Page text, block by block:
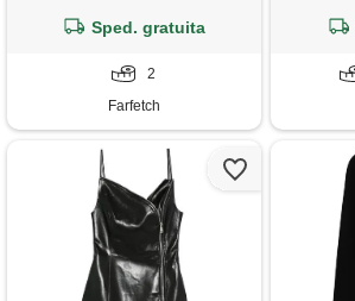
Sped. gratuita
2
Farfetch